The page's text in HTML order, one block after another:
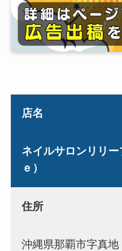
店名
ネイルサロンリリ
ｅ）
住所
沖縄県那覇市字真地